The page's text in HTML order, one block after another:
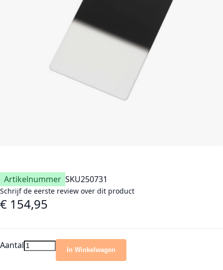
Artikelnummer SKU250731
Schrijf de eerste review over dit product
€ 154,95
Aantal In Winkelwagen